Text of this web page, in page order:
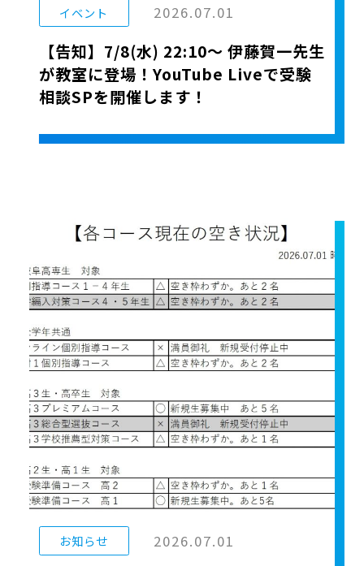
イベント 2026.07.01
【告知】7/8(水) 22:10〜 伊藤賀一先生
が教室に登場！YouTube Liveで受験
相談SPを開催します！
お知らせ 2026.07.01